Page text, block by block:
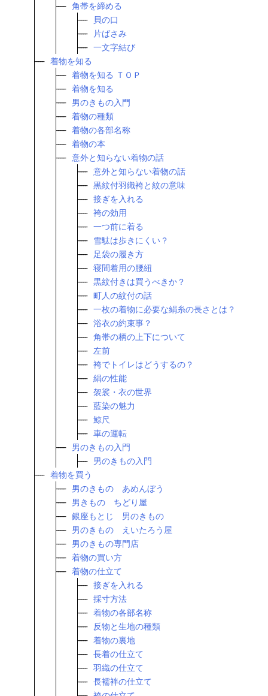
角帯を締める
貝の口
片ばさみ
一文字結び
着物を知る
着物を知る ＴＯＰ
着物を知る
男のきもの入門
着物の種類
着物の各部名称
着物の本
意外と知らない着物の話
意外と知らない着物の話
黒紋付羽織袴と紋の意味
接ぎを入れる
袴の効用
一つ前に着る
雪駄は歩きにくい？
足袋の履き方
寝間着用の腰紐
黒紋付きは買うべきか？
町人の紋付の話
一枚の着物に必要な絹糸の長さとは？
浴衣の約束事？
角帯の柄の上下について
左前
袴でトイレはどうするの？
絹の性能
袈裟・衣の世界
藍染の魅力
鯨尺
車の運転
男のきもの入門
男のきもの入門
着物を買う
男のきもの あめんぼう
男きもの ちどり屋
銀座もとじ 男のきもの
男のきもの えいたろう屋
男のきもの専門店
着物の買い方
着物の仕立て
接ぎを入れる
採寸方法
着物の各部名称
反物と生地の種類
着物の裏地
長着の仕立て
羽織の仕立て
長襦袢の仕立て